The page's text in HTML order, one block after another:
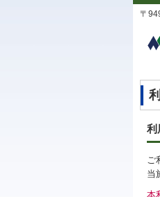
〒
利
ご
当
本